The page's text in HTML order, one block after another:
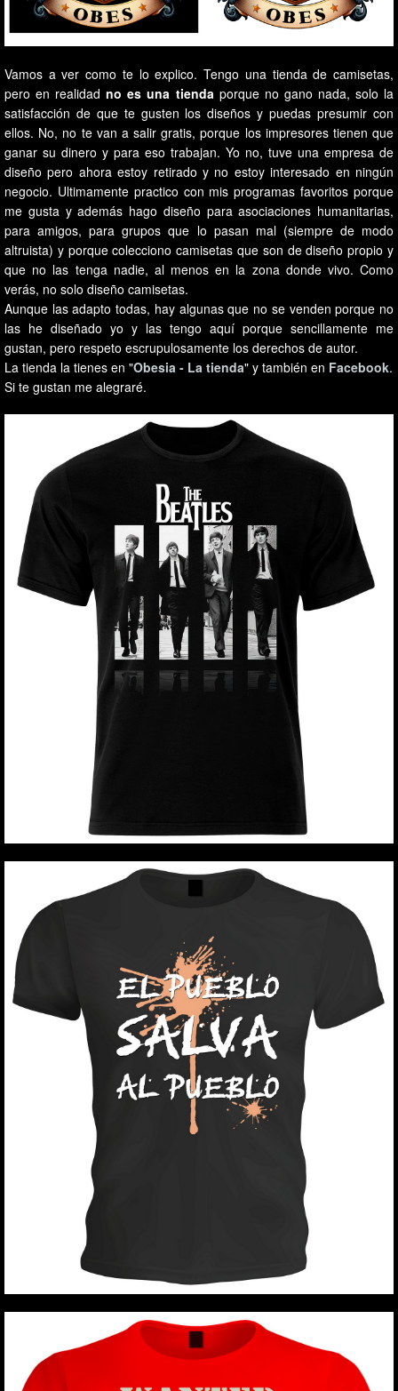
Vamos a ver como te lo explico. Tengo una tienda de camisetas,
pero en realidadno es una tienda porque no gano nada, solo la
satisfacción de que te gusten los diseños y puedas presumir con
ellos. No, no te van a salir gratis, porque los impresores tienen que
ganar su dinero y para eso trabajan. Yo no, tuve una empresa de
diseño pero ahora estoy retirado y no estoy interesado en ningún
negocio. Ultimamente practico con mis programas favoritos porque
me gusta y además hago diseño para asociaciones humanitarias,
para amigos, para grupos que lo pasan mal (siempre de modo
altruista) y porque colecciono camisetas que son de diseño propio y
que no las tenga nadie, al menos en la zona donde vivo. Como
verás, no solo diseño camisetas.
Aunque las adapto todas, hay algunas que no se venden porque no
las he diseñado yo y las tengo aquí porque sencillamente me
gustan, pero respeto escrupulosamente los derechos de autor.
La tienda la tienes en "Obesia - La tienda" y también en Facebook.
Si te gustan me alegraré.